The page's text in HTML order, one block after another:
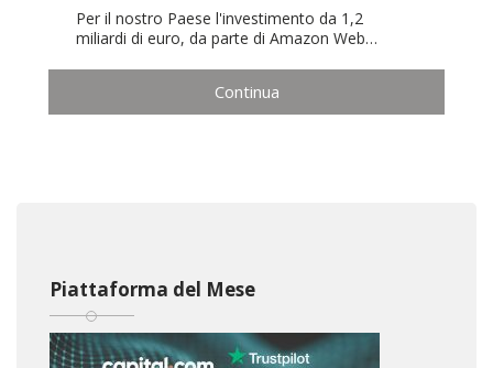
Per il nostro Paese l'investimento da 1,2
miliardi di euro, da parte di Amazon Web…
Continua
Piattaforma del Mese